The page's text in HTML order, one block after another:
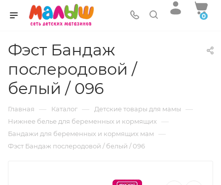
0
Фэст Бандаж
послеродовой /
белый / 096
Главная — Каталог — Детские товары для мамы —
Нижнее белье для беременных и кормящих —
Бандажи для беременных и кормящих мам —
Фэст Бандаж послеродовой / белый / 096